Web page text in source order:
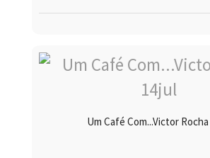
Um Café Com...Victor